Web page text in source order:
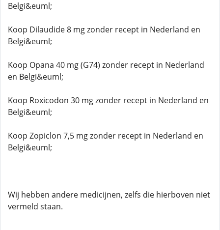
Belgi&euml;
Koop Dilaudide 8 mg zonder recept in Nederland en
Belgi&euml;
Koop Opana 40 mg (G74) zonder recept in Nederland
en Belgi&euml;
Koop Roxicodon 30 mg zonder recept in Nederland en
Belgi&euml;
Koop Zopiclon 7,5 mg zonder recept in Nederland en
Belgi&euml;
Wij hebben andere medicijnen, zelfs die hierboven niet
vermeld staan.